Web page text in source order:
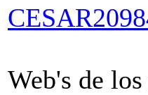
Web's de